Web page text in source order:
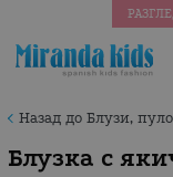
Назад до Блузи,
Блузка с